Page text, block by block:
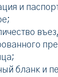
и
бланк и